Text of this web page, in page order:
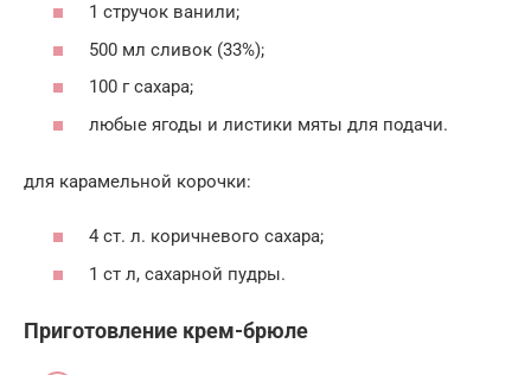
1 стручок ванили;
500 мл сливок (33%);
100 г сахара;
любые ягоды и листики мяты для подачи.
для карамельной корочки:
4 ст. л. коричневого сахара;
1 ст л, сахарной пудры.
Приготовление крем-брюле